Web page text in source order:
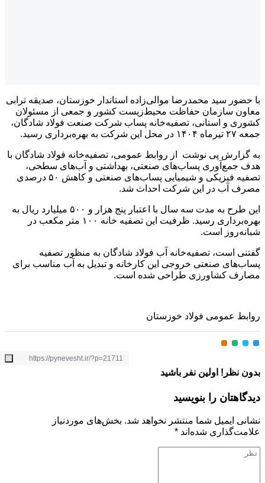
سید محمدرضا موالی‌زاده استاندار خوزستان، صدیقه ترابی
سازمان حفاظت محیط‌زیست کشور و جمعی از مسئولان
و استانی، تصفیه‌خانه پساب شرکت صنعت فولاد شادگان،
پی نوشت از روابط عمومی، تصفیه‌خانه فولاد شادگان با
پساب‌های صنعتی، بهداشتی و آب‌های سطحی،
تصفیه فیزیکی و شیمیایی پساب‌های صنعتی و کاهش ۵۰ درصدی
در این شرکت احداث شد.
این طرح به مدت سه سال با اعتبار پنج هزار و ۵۰۰ میلیارد ریال به
بهره‌برداری رسید. ظرفیت این تصفیه خانه ۱۰۰ متر مکعب در
است.
است، تصفیه‌خانه آب فولاد شادگان به منظور تصفیه
صنعتی خروجی این کارخانه و تبدیل به آب مناسب برای
کشاورزی طراحی شده است.
عمومی فولاد خوزستان
اولین نفر باشید
را بنویسید
ایمیل شما منتشر نخواهد شد. بخش‌های موردنیاز
شده‌اند*